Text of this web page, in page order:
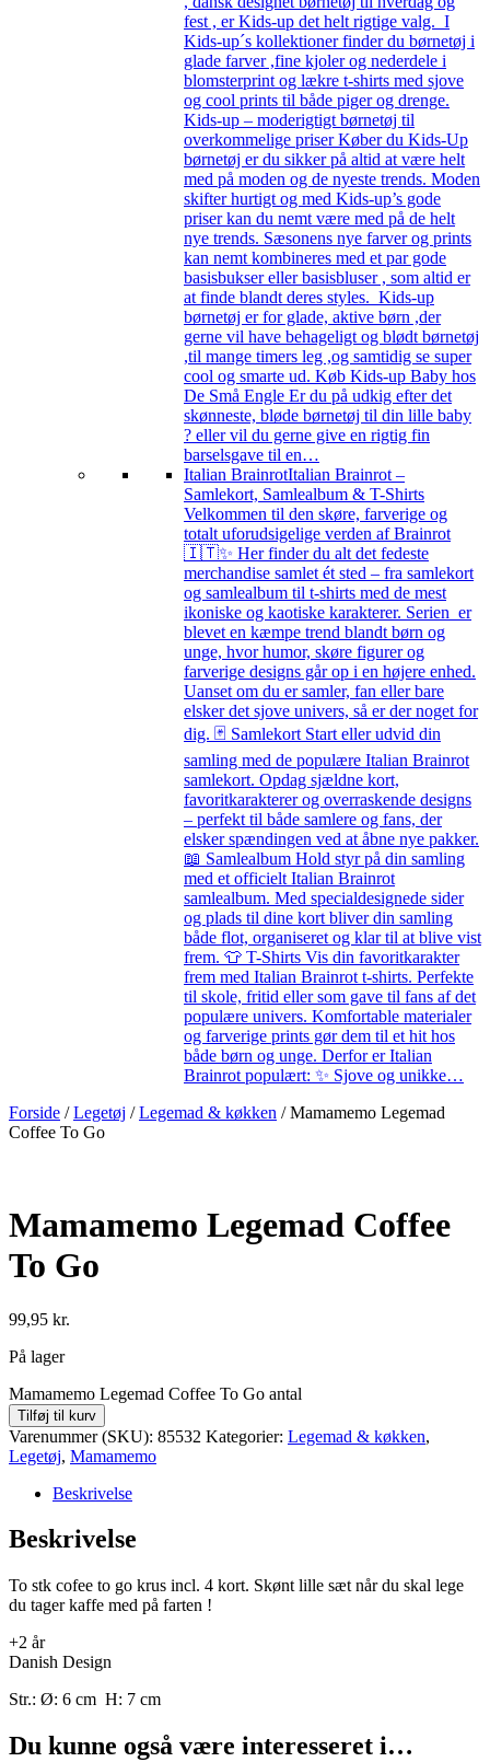
fest , er Kids-up det helt rigtige valg. I
Kids-up´s kollektioner finder du børnetøj i
glade farver ,fine kjoler og nederdele i
blomsterprint og lækre t-shirts med sjove
og cool prints til både piger og drenge.
Kids-up – moderigtigt børnetøj til
overkommelige priser Køber du Kids-Up
børnetøj er du sikker på altid at være helt
med på moden og de nyeste trends. Moden
skifter hurtigt og med Kids-up’s gode
priser kan du nemt være med på de helt
nye trends. Sæsonens nye farver og prints
kan nemt kombineres med et par gode
basisbukser eller basisbluser , som altid er
at finde blandt deres styles. Kids-up
børnetøj er for glade, aktive børn ,der
gerne vil have behageligt og blødt børnetøj
,til mange timers leg ,og samtidig se super
cool og smarte ud. Køb Kids-up Baby hos
De Små Engle Er du på udkig efter det
skønneste, bløde børnetøj til din lille baby
? eller vil du gerne give en rigtig fin
barselsgave til en…
Italian BrainrotItalian Brainrot –
Samlekort, Samlealbum & T-Shirts
Velkommen til den skøre, farverige og
totalt uforudsigelige verden af Brainrot
🇮🇹✨ Her finder du alt det fedeste
merchandise samlet ét sted – fra samlekort
og samlealbum til t-shirts med de mest
ikoniske og kaotiske karakterer. Serien er
blevet en kæmpe trend blandt børn og
unge, hvor humor, skøre figurer og
farverige designs går op i en højere enhed.
Uanset om du er samler, fan eller bare
elsker det sjove univers, så er der noget for
dig. 🃏 Samlekort Start eller udvid din
samling med de populære Italian Brainrot
samlekort. Opdag sjældne kort,
favoritkarakterer og overraskende designs
– perfekt til både samlere og fans, der
elsker spændingen ved at åbne nye pakker.
📖 Samlealbum Hold styr på din samling
med et officielt Italian Brainrot
samlealbum. Med specialdesignede sider
og plads til dine kort bliver din samling
både flot, organiseret og klar til at blive vist
frem. 👕 T-Shirts Vis din favoritkarakter
frem med Italian Brainrot t-shirts. Perfekte
til skole, fritid eller som gave til fans af det
populære univers. Komfortable materialer
og farverige prints gør dem til et hit hos
både børn og unge. Derfor er Italian
Brainrot populært: ✨ Sjove og unikke…
Forside /Legetøj /Legemad & køkken / Mamamemo Legemad
Coffee To Go
Mamamemo Legemad Coffee
To Go
99,95 kr.
På lager
Mamamemo Legemad Coffee To Go antal
Tilføj til kurv
Varenummer (SKU): 85532 Kategorier: Legemad & køkken,
Legetøj, Mamamemo
Beskrivelse
Beskrivelse
To stk cofee to go krus incl. 4 kort. Skønt lille sæt når du skal lege
du tager kaffe med på farten !
+2 år
Danish Design
Str.: Ø: 6 cm H: 7 cm
Du kunne også være interesseret i…